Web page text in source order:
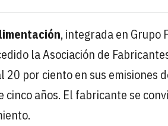
, integrada en Grupo
la Asociación de
20 por ciento en sus emisiones
cinco años. El fabricante se